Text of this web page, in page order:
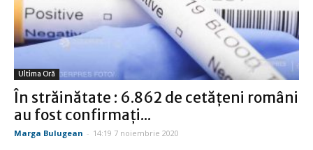
Ultima Oră
În străinătate : 6.862 de cetățeni români
au fost confirmați...
Marga Bulugean - 14:19 7 noiembrie 2020